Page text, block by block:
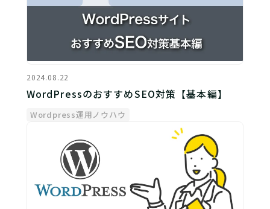
2024.08.22
WordPressのおすすめSEO対策【基本編】
Wordpress運用ノウハウ